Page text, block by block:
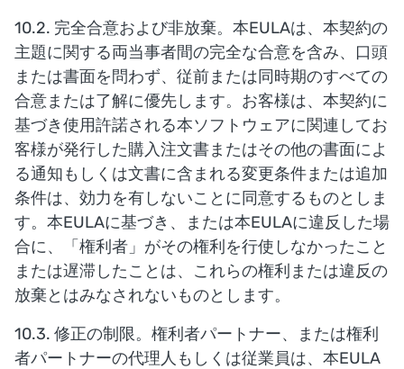
10.2. 完全合意および非放棄。本EULAは、本契約の
主題に関する両当事者間の完全な合意を含み、口頭
または書面を問わず、従前または同時期のすべての
合意または了解に優先します。お客様は、本契約に
基づき使用許諾される本ソフトウェアに関連してお
客様が発行した購入注文書またはその他の書面によ
る通知もしくは文書に含まれる変更条件または追加
条件は、効力を有しないことに同意するものとしま
す。本EULAに基づき、または本EULAに違反した場
合に、「権利者」がその権利を行使しなかったこと
または遅滞したことは、これらの権利または違反の
放棄とはみなされないものとします。
10.3. 修正の制限。権利者パートナー、または権利
者パートナーの代理人もしくは従業員は、本EULA